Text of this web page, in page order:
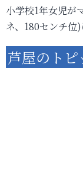
小学校1年女児が
ネ、180センチ位)
芦屋のトピ